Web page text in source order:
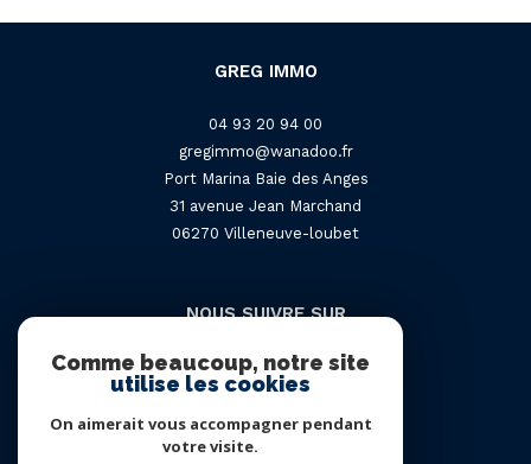
GREG IMMO
04 93 20 94 00
gregimmo@wanadoo.fr
Port Marina Baie des Anges
31 avenue Jean Marchand
06270
villeneuve-loubet
NOUS SUIVRE SUR
Comme beaucoup, notre site
utilise les cookies
On aimerait vous accompagner pendant
votre visite.